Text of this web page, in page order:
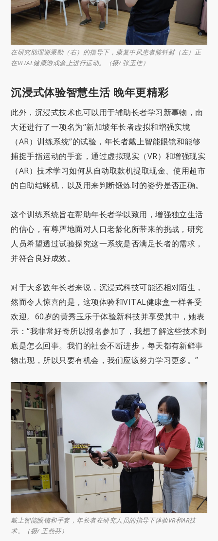
在研究助理谢秉勳（右）的指导下，康复中风患者陈钎财（左）正
在VITAL健康游戏盒上进行运动。（摄/ 张玉佳）
沉浸式体验智慧生活 晚年更精彩
此外，沉浸式技术也可以用于辅助长者学习新事物，南
大还进行了一项名为“新加坡年长者虚拟和增强实境
（AR）训练系统”的试验，年长者戴上智能眼镜和能够
捕捉手指运动的手套，通过虚拟现实（VR）和增强现实
（AR）技术学习如何从自动取款机提取现金、使用超市
的自助结账机，以及用来判断锻炼时的姿势是否正确。
这个训练系统旨在帮助年长者学以致用，增强独立生活
的信心，有尊严地面对人口老龄化所带来的挑战，研究
人员希望透过试验探究这一系统是否满足长者的需求，
并符合良好成效。
对于大多数年长者来说，沉浸式科技可能还相对陌生，
然而令人惊喜的是，这项体验和VITAL健康盒一样备受
欢迎。60岁的黄秀玉乐于体验新科技并享受其中，她表
示：“我非常好奇所以报名参加了，我想了解这些技术到
底是怎么回事。我们的社会不断进步，每天都有新鲜事
物出现，所以只要有机会，我们应该努力学习更多。”
戴上智能眼镜和手套，年长者在研究人员的指导下体验VR和AR技
术。（摄/ 王燕芬）